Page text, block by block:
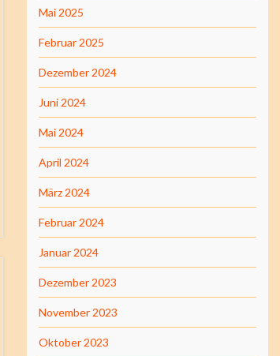
Mai 2025
Februar 2025
Dezember 2024
Juni 2024
Mai 2024
April 2024
März 2024
Februar 2024
Januar 2024
Dezember 2023
November 2023
Oktober 2023